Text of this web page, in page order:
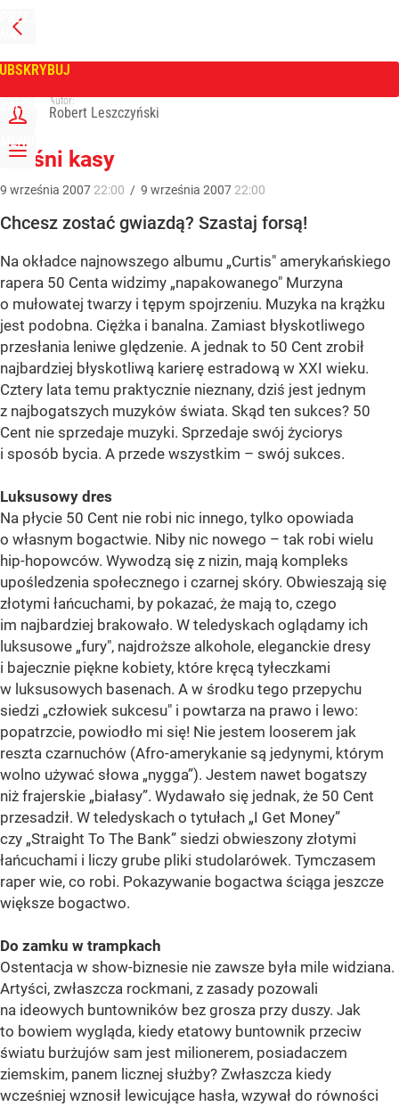
PRZEJDŹ
NA
GŁÓWNĄ
ZALOGUJ
MENU
Tygodnik Wprost
Autor:
Robert Leszczyński
Pieśni kasy
9 września 2007 22:00 / 9 września 2007 22:00
Chcesz zostać gwiazdą? Szastaj forsą!
Na okładce najnowszego albumu „Curtis" amerykańskiego
rapera 50 Centa widzimy „napakowanego" Murzyna
o mułowatej twarzy i tępym spojrzeniu. Muzyka na krążku
jest podobna. Ciężka i banalna. Zamiast błyskotliwego
przesłania leniwe ględzenie. A jednak to 50 Cent zrobił
najbardziej błyskotliwą karierę estradową w XXI wieku.
Cztery lata temu praktycznie nieznany, dziś jest jednym
z najbogatszych muzyków świata. Skąd ten sukces? 50
Cent nie sprzedaje muzyki. Sprzedaje swój życiorys
i sposób bycia. A przede wszystkim – swój sukces.
Luksusowy dres
Na płycie 50 Cent nie robi nic innego, tylko opowiada
o własnym bogactwie. Niby nic nowego – tak robi wielu
hip-hopowców. Wywodzą się z nizin, mają kompleks
upośledzenia społecznego i czarnej skóry. Obwieszają się
złotymi łańcuchami, by pokazać, że mają to, czego
im najbardziej brakowało. W teledyskach oglądamy ich
luksusowe „fury", najdroższe alkohole, eleganckie dresy
i bajecznie piękne kobiety, które kręcą tyłeczkami
w luksusowych basenach. A w środku tego przepychu
siedzi „człowiek sukcesu" i powtarza na prawo i lewo:
popatrzcie, powiodło mi się! Nie jestem looserem jak
reszta czarnuchów (Afro-amerykanie są jedynymi, którym
wolno używać słowa „nygga”). Jestem nawet bogatszy
niż frajerskie „białasy”. Wydawało się jednak, że 50 Cent
przesadził. W teledyskach o tytułach „I Get Money”
czy „Straight To The Bank” siedzi obwieszony złotymi
łańcuchami i liczy grube pliki studolarówek. Tymczasem
raper wie, co robi. Pokazywanie bogactwa ściąga jeszcze
większe bogactwo.
Do zamku w trampkach
Ostentacja w show-biznesie nie zawsze była mile widziana.
Artyści, zwłaszcza rockmani, z zasady pozowali
na ideowych buntowników bez grosza przy duszy. Jak
to bowiem wygląda, kiedy etatowy buntownik przeciw
światu burżujów sam jest milionerem, posiadaczem
ziemskim, panem licznej służby? Zwłaszcza kiedy
wcześniej wznosił lewicujące hasła, wzywał do równości